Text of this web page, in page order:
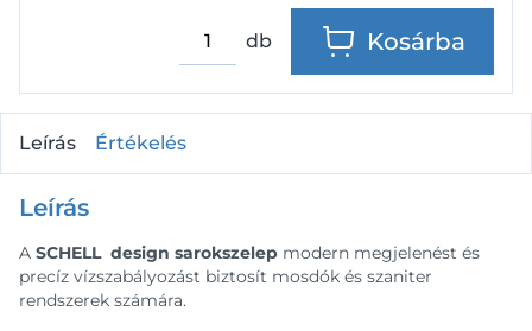
db Kosárba
Leírás Értékelés
Leírás
A SCHELL design sarokszelep modern megjelenést és
precíz vízszabályozást biztosít mosdók és szaniter
rendszerek számára.